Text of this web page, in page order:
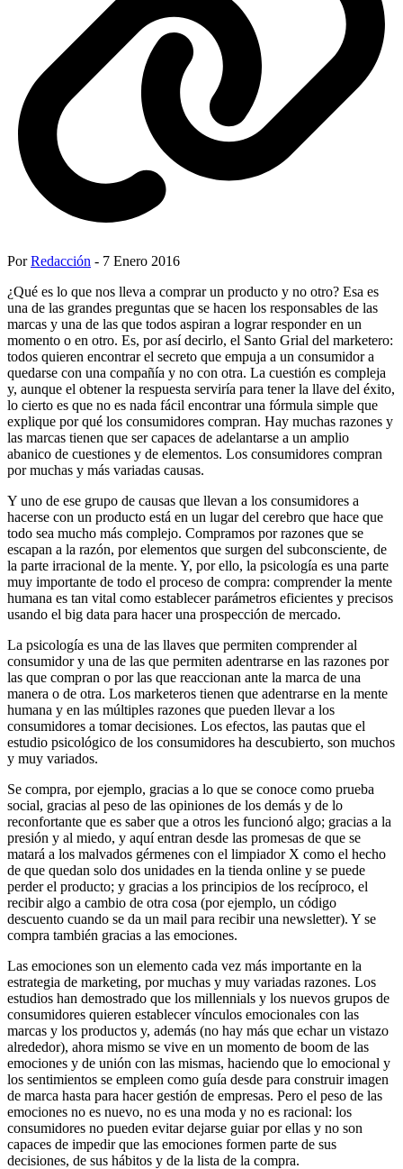
PorRedacción - 7 Enero 2016
¿Qué es lo que nos lleva a comprar un producto y no otro? Esa es
una de las grandes preguntas que se hacen los responsables de las
marcas y una de las que todos aspiran a lograr responder en un
momento o en otro. Es, por así decirlo, el Santo Grial del marketero:
todos quieren encontrar el secreto que empuja a un consumidor a
quedarse con una compañía y no con otra. La cuestión es compleja
y, aunque el obtener la respuesta serviría para tener la llave del éxito,
lo cierto es que no es nada fácil encontrar una fórmula simple que
explique por qué los consumidores compran. Hay muchas razones y
las marcas tienen que ser capaces de adelantarse a un amplio
abanico de cuestiones y de elementos. Los consumidores compran
por muchas y más variadas causas.
Y uno de ese grupo de causas que llevan a los consumidores a
hacerse con un producto está en un lugar del cerebro que hace que
todo sea mucho más complejo. Compramos por razones que se
escapan a la razón, por elementos que surgen del subconsciente, de
la parte irracional de la mente. Y, por ello, la psicología es una parte
muy importante de todo el proceso de compra: comprender la mente
humana es tan vital como establecer parámetros eficientes y precisos
usando el big data para hacer una prospección de mercado.
La psicología es una de las llaves que permiten comprender al
consumidor y una de las que permiten adentrarse en las razones por
las que compran o por las que reaccionan ante la marca de una
manera o de otra. Los marketeros tienen que adentrarse en la mente
humana y en las múltiples razones que pueden llevar a los
consumidores a tomar decisiones. Los efectos, las pautas que el
estudio psicológico de los consumidores ha descubierto, son muchos
y muy variados.
Se compra, por ejemplo, gracias a lo que se conoce como prueba
social, gracias al peso de las opiniones de los demás y de lo
reconfortante que es saber que a otros les funcionó algo; gracias a la
presión y al miedo, y aquí entran desde las promesas de que se
matará a los malvados gérmenes con el limpiador X como el hecho
de que quedan solo dos unidades en la tienda online y se puede
perder el producto; y gracias a los principios de los recíproco, el
recibir algo a cambio de otra cosa (por ejemplo, un código
descuento cuando se da un mail para recibir una newsletter). Y se
compra también gracias a las emociones.
Las emociones son un elemento cada vez más importante en la
estrategia de marketing, por muchas y muy variadas razones. Los
estudios han demostrado que los millennials y los nuevos grupos de
consumidores quieren establecer vínculos emocionales con las
marcas y los productos y, además (no hay más que echar un vistazo
alrededor), ahora mismo se vive en un momento de boom de las
emociones y de unión con las mismas, haciendo que lo emocional y
los sentimientos se empleen como guía desde para construir imagen
de marca hasta para hacer gestión de empresas. Pero el peso de las
emociones no es nuevo, no es una moda y no es racional: los
consumidores no pueden evitar dejarse guiar por ellas y no son
capaces de impedir que las emociones formen parte de sus
decisiones, de sus hábitos y de la lista de la compra.